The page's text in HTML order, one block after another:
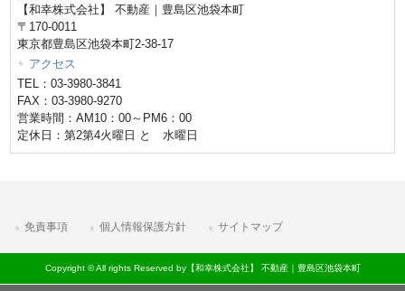
【和幸株式会社】 不動産｜豊島区池袋本町
〒170-0011
東京都豊島区池袋本町2-38-17
アクセス
TEL：03-3980-3841
FAX：03-3980-9270
営業時間：AM10：00～PM6：00
定休日：第2第4火曜日 と 水曜日
免責事項 個人情報保護方針 サイトマップ
Copyright © All rights Reserved by【和幸株式会社】 不動産｜豊島区池袋本町